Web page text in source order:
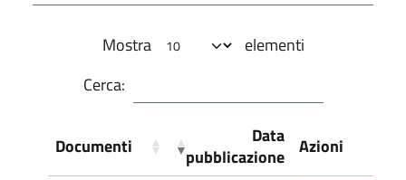
Mostra
elementi
Cerca:
Documenti
Data
pubblicazione
Azioni